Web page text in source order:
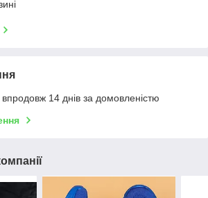
14 днів за домовленістю